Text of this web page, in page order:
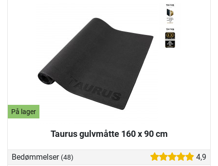
På lager
Taurus gulvmåtte 160 x 90 cm
Bedømmelser (48) 4,9